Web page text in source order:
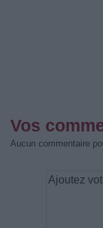
Vos
Aucun commentaire